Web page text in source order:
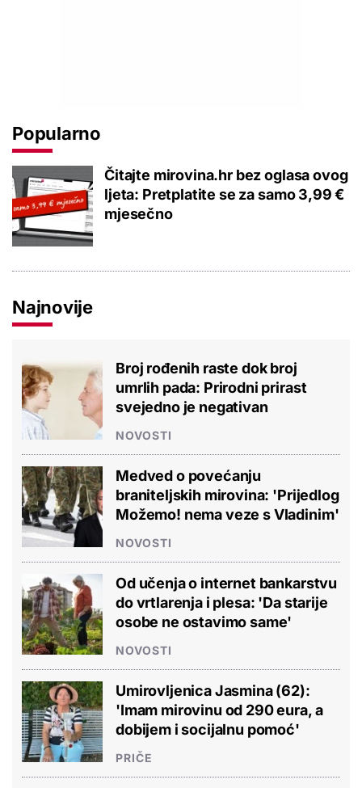
Popularno
Čitajte mirovina.hr bez oglasa ovog
ljeta: Pretplatite se za samo 3,99 €
mjesečno
Najnovije
Broj rođenih raste dok broj
umrlih pada: Prirodni prirast
svejedno je negativan
NOVOSTI
Medved o povećanju
braniteljskih mirovina: 'Prijedlog
Možemo! nema veze s Vladinim'
NOVOSTI
Od učenja o internet bankarstvu
do vrtlarenja i plesa: 'Da starije
osobe ne ostavimo same'
NOVOSTI
Umirovljenica Jasmina (62):
'Imam mirovinu od 290 eura, a
dobijem i socijalnu pomoć'
PRIČE